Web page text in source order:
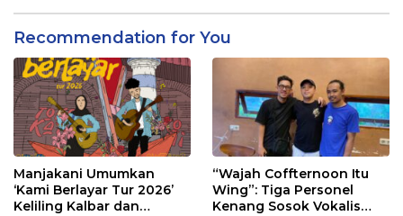
Recommendation for You
Manjakani Umumkan
‘Kami Berlayar Tur 2026’
Keliling Kalbar dan
“Wajah Coffternoon Itu
Wing”: Tiga Personel
Kenang Sosok Vokalis